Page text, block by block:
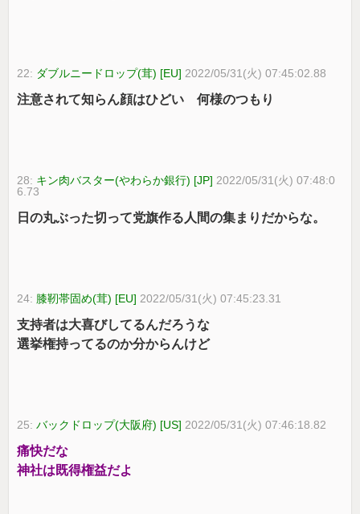
22: ダブルニードロップ(茸) [EU] 2022/05/31(火) 07:45:02.88
注意されて知らん顔はひどい 何様のつもり
28: キン肉バスター(やわらか銀行) [JP] 2022/05/31(火) 07:48:0
6.73
日の丸ぶった切って党旗作る人間の集まりだからな。
24: 膝靭帯固め(茸) [EU] 2022/05/31(火) 07:45:23.31
支持者は大喜びしてるんだろうな
選挙権持ってるのか分からんけど
25:バックドロップ(大阪府) [US] 2022/05/31(火) 07:46:18.82
痛快だな
神社は既得権益だよ